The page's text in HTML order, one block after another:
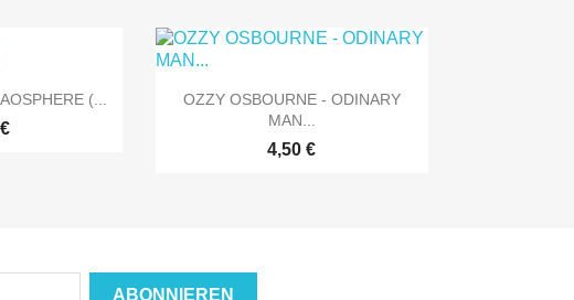
(...  Vorschau
OZZY OSBOURNE - ODINARY
MAN...
4,50 €